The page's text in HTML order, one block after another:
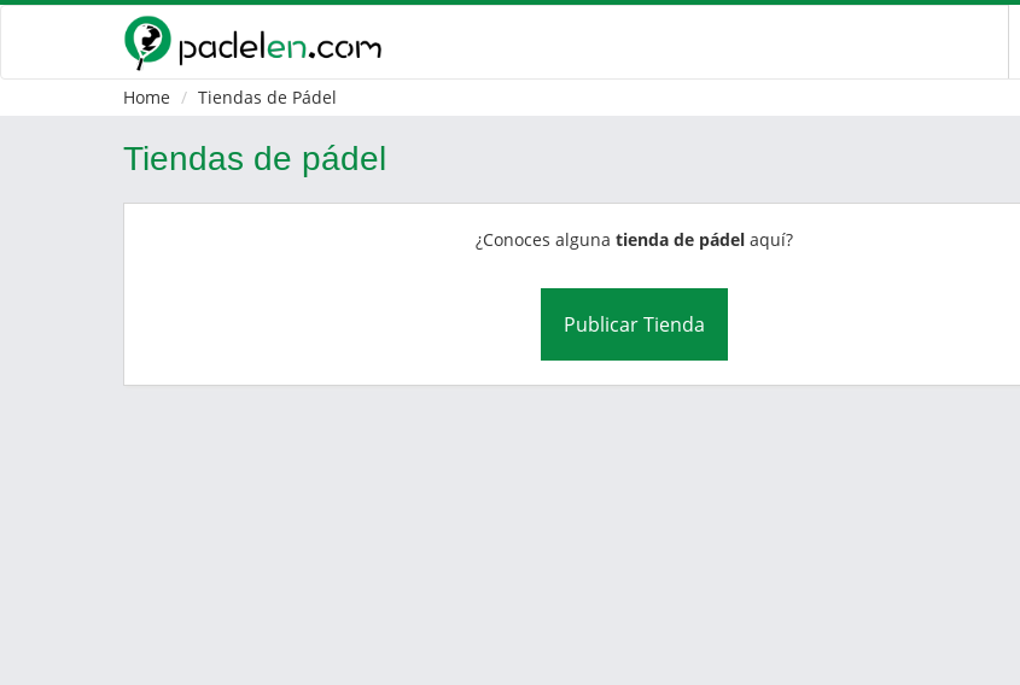
Home Tiendas de Pádel
Tiendas de pádel
¿Conoces algunatienda de pádel aquí?
Publicar Tienda